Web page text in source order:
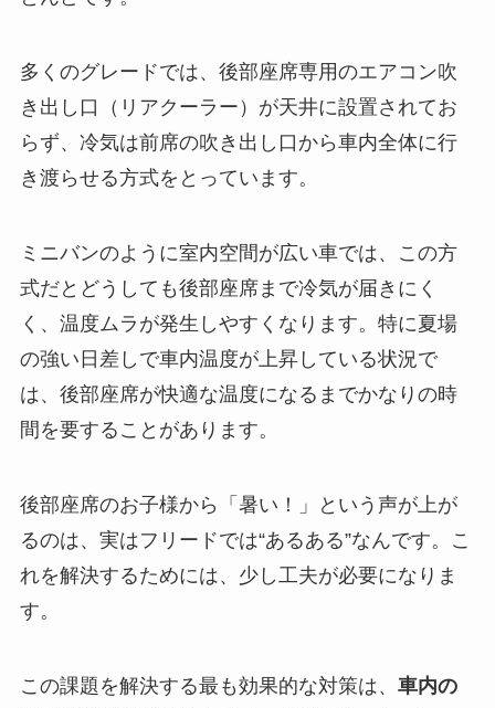
多くのグレードでは、後部座席専用のエアコン吹
き出し口（リアクーラー）が天井に設置されてお
らず、冷気は前席の吹き出し口から車内全体に行
き渡らせる方式をとっています。
ミニバンのように室内空間が広い車では、この方
式だとどうしても後部座席まで冷気が届きにく
く、温度ムラが発生しやすくなります。特に夏場
の強い日差しで車内温度が上昇している状況で
は、後部座席が快適な温度になるまでかなりの時
間を要することがあります。
後部座席のお子様から「暑い！」という声が上が
るのは、実はフリードでは“あるある”なんです。こ
れを解決するためには、少し工夫が必要になりま
す。
この課題を解決する最も効果的な対策は、 車内の